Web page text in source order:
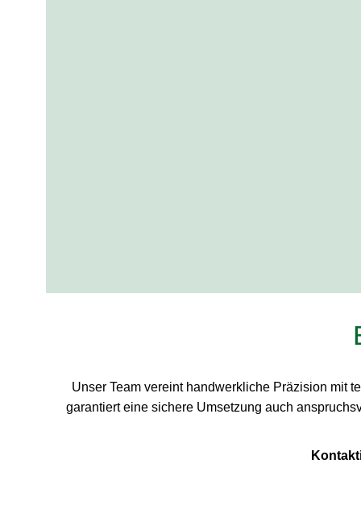
Unser Team vereint handwerkliche Präzision mit
garantiert eine sichere Umsetzung auch